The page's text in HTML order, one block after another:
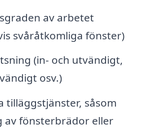
av arbetet
svåråtkomliga fönster)
(in- och utvändigt,
osv.)
tilläggstjänster, såsom
av fönsterbrädor eller